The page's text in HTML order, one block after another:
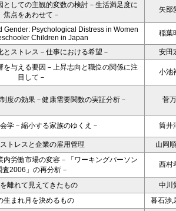
としての主観的変数の検討－生活満足度に
焦点をあわせて－
矢部
Gender: Psychological Distress in Women
Children in Japan
稲葉
とストレス－仕事における希望－
安田
を与える要因－上昇志向と職位の関係に注
目して－
小池
度の効果－健康需要関数の実証分析－ 菅
学－縮小する家族のゆくえ－ 筒井
トレスと企業の雇用管理
山岡
内労働市場の変容－「ワーキングパーソン
査2006」の再分析－
西村
離れて見えてきたもの
中川
生まれ月を決めるもの
暮石渉,